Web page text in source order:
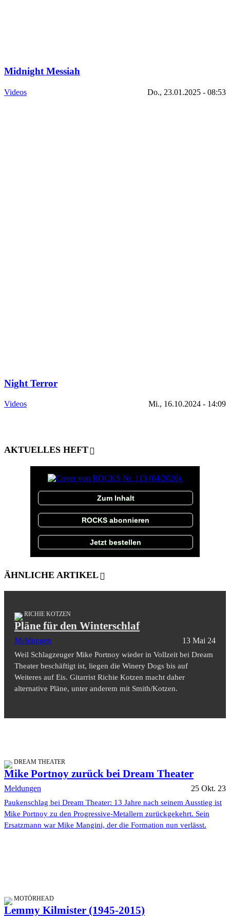
Midnight Messiah
Videos Do., 23.01.2025 - 08:53
Night Terror
Videos Mi., 16.10.2024 - 14:09
AKTUELLES HEFT
Zum Inhalt
ROCKS abonnieren
Jetzt bestellen
ÄHNLICHE ARTIKEL
RICHIE KOTZEN
Pläne für den Winterschlaf
Meldungen 13 Mai 24
Weil Schlagzeuger Mike Portnoy wieder in Vollzeit bei Dream
Theater beschäftigt ist, liegen die Winery Dogs bis auf
Weiteres auf Eis. Gitarrist Richie Kotzen macht daher
alternative Pläne, unter anderem mit Smith/Kotzen.
DREAM THEATER
Mike Portnoy zurück bei Dream Theater
Meldungen 25 Okt. 23
Paukenschlag bei Dream Theater: 13 Jahre nach seinem Ausstieg ist
Mike Portnoy zu den Progressive-Metallern zurückgekehrt. Sein
Ersatzmann war Mike Mangini, der die Formation nun verlässt.
MOTÖRHEAD
Lemmy Kilmister (1945-2015)